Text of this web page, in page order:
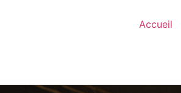
Accueil